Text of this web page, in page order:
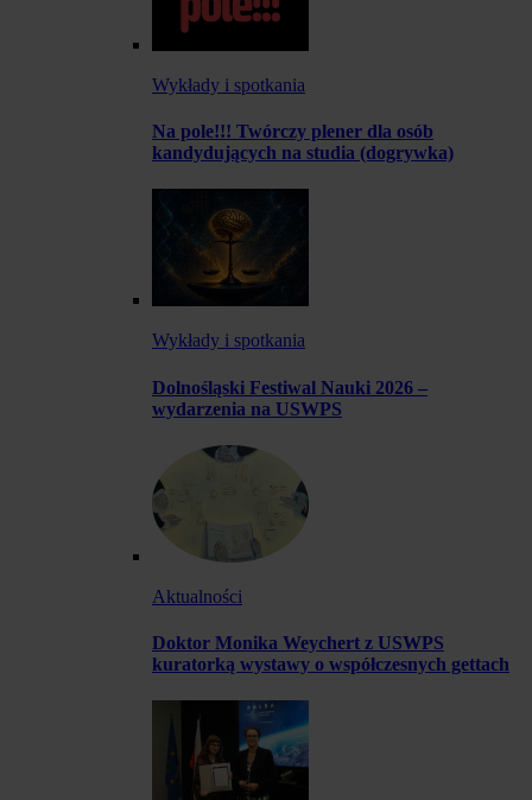
Wykłady i spotkania
Na pole!!! Twórczy plener dla osób
kandydujących na studia (dogrywka)
Wykłady i spotkania
Dolnośląski Festiwal Nauki 2026 –
wydarzenia na USWPS
Aktualności
Doktor Monika Weychert z USWPS
kuratorką wystawy o współczesnych gettach